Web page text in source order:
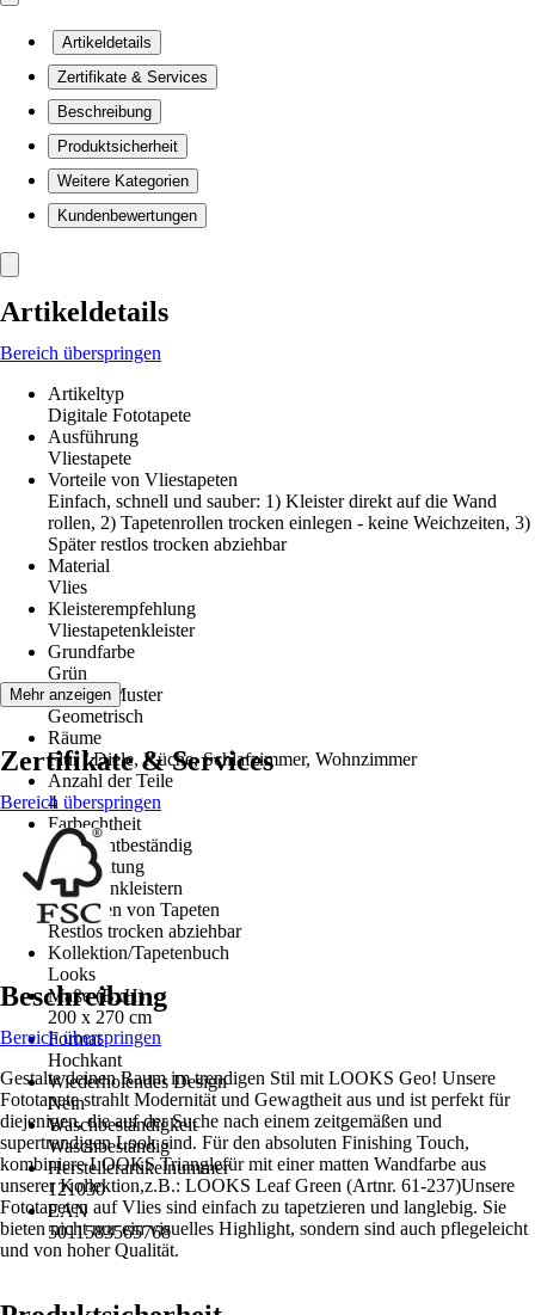
Artikeldetails
Zertifikate & Services
Beschreibung
Produktsicherheit
Weitere Kategorien
Kundenbewertungen
Artikeldetails
Bereich überspringen
Artikeltyp
Digitale Fototapete
Ausführung
Vliestapete
Vorteile von Vliestapeten
Einfach, schnell und sauber: 1) Kleister direkt auf die Wand
rollen, 2) Tapetenrollen trocken einlegen - keine Weichzeiten, 3)
Später restlos trocken abziehbar
Material
Vlies
Kleisterempfehlung
Vliestapetenkleister
Grundfarbe
Grün
Dekor / Muster
Geometrisch
Räume
Flur / Diele, Küche, Schlafzimmer, Wohnzimmer
Anzahl der Teile
4
Farbechtheit
Gut Lichtbeständig
Verarbeitung
Wand einkleistern
Entfernen von Tapeten
Restlos trocken abziehbar
Kollektion/Tapetenbuch
Looks
Maße (BxH)
200 x 270 cm
Format
Hochkant
Wiederholendes Design
Nein
Waschbeständigkeit
Waschbeständig
Herstellerartikelnummer
121030
EAN
5011583565768
Mehr anzeigen
Zertifikate & Services
Bereich überspringen
Beschreibung
Bereich überspringen
Gestalte deinen Raum im trendigen Stil mit LOOKS Geo! Unsere
Fototapete strahlt Modernität und Gewagtheit aus und ist perfekt für
diejenigen, die auf der Suche nach einem zeitgemäßen und
supertrendigen Look sind. Für den absoluten Finishing Touch,
kombiniere LOOKS Trianglefür mit einer matten Wandfarbe aus
unserer Kollektion,z.B.: LOOKS Leaf Green (Artnr. 61-237)Unsere
Fototapeten auf Vlies sind einfach zu tapetzieren und langlebig. Sie
bieten nicht nur ein visuelles Highlight, sondern sind auch pflegeleicht
und von hoher Qualität.